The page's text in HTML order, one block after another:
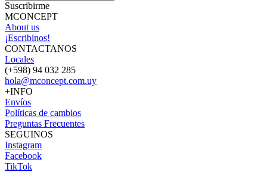
Suscribirme
MCONCEPT
About us
¡Escribinos!
CONTACTANOS
Locales
(+598) 94 032 285
hola@mconcept.com.uy
+INFO
Envíos
Políticas de cambios
Preguntas Frecuentes
SEGUINOS
Instagram
Facebook
TikTok